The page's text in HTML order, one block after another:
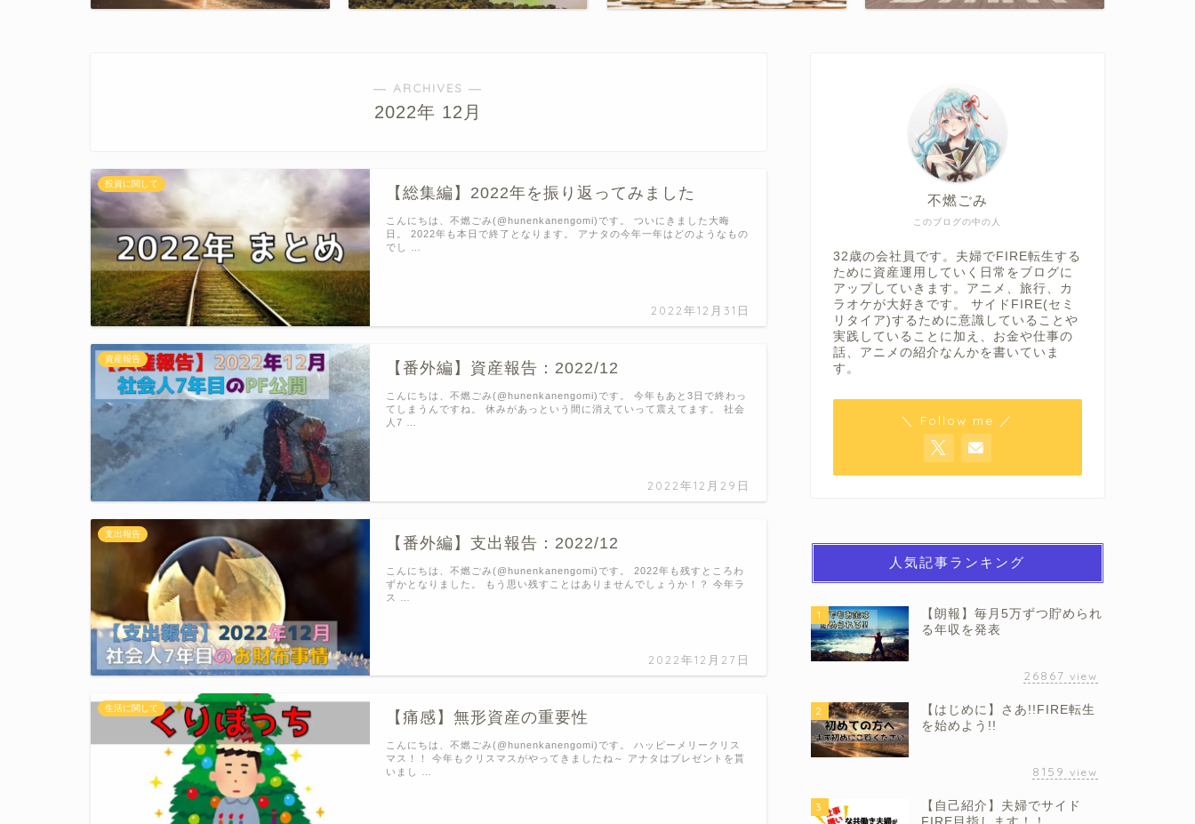
― ARCHIVES ―
2022年 12月
投資に関して
【総集編】2022年を振り返ってみました
2022年12月31日
こんにちは、不燃ごみ(@hunenkanengomi)です。 ついにきました大晦
日。 2022年も本日で終了となります。 アナタの今年一年はどのようなもの
でし …
資産報告
【番外編】資産報告：2022/12
2022年12月29日
こんにちは、不燃ごみ(@hunenkanengomi)です。 今年もあと3日で終わっ
てしまうんですね。 休みがあっという間に消えていって震えてます。 社会
人7 …
支出報告
【番外編】支出報告：2022/12
2022年12月27日
こんにちは、不燃ごみ(@hunenkanengomi)です。 2022年も残すところわ
ずかとなりました。 もう思い残すことはありませんでしょうか！？ 今年ラ
ス …
生活に関して
【痛感】無形資産の重要性
こんにちは、不燃ごみ(@hunenkanengomi)です。 ハッピーメリークリス
マス！！ 今年もクリスマスがやってきましたね～ アナタはプレゼントを貰
いまし …
このブログの中の人
不燃ごみ
32歳の会社員です。夫婦でFIRE転生する
ために資産運用していく日常をブログに
アップしていきます。アニメ、旅行、カ
ラオケが大好きです。 サイドFIRE(セミ
リタイア)するために意識していることや
実践していることに加え、お金や仕事の
話、アニメの紹介なんかを書いていま
す。
＼ Follow me ／
人気記事ランキング
1
【朗報】毎月5万ずつ貯められ
る年収を発表
26867 view
2
【はじめに】さあ!!FIRE転生
を始めよう!!
8159 view
3
【自己紹介】夫婦でサイド